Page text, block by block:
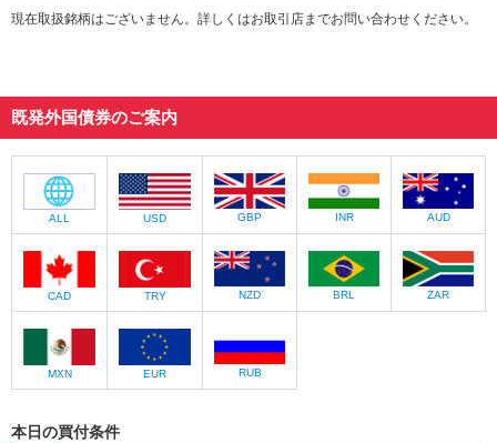
ま
す。
本
文
報
移
現在取扱銘柄はございません。詳しくはお取引店までお問い合わせください。
既発外国債券のご案内
ALL USD GBP INR AUD
CAD TRY NZD BRL ZAR
MXN EUR RUB
本日の買付条件